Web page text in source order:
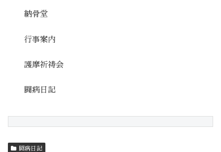
納骨堂
行事案内
護摩祈祷会
闘病日記
闘病日記